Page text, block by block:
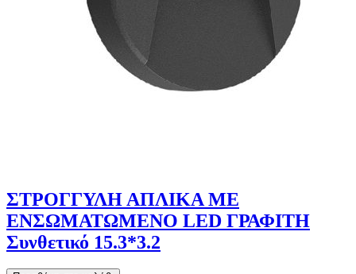
ΣΤΡΟΓΓΥΛΗ ΑΠΛΙΚΑ ΜΕ
ΕΝΣΩΜΑΤΩΜΕΝΟ LED ΓΡΑΦΙΤΗ
Συνθετικό 15.3*3.2